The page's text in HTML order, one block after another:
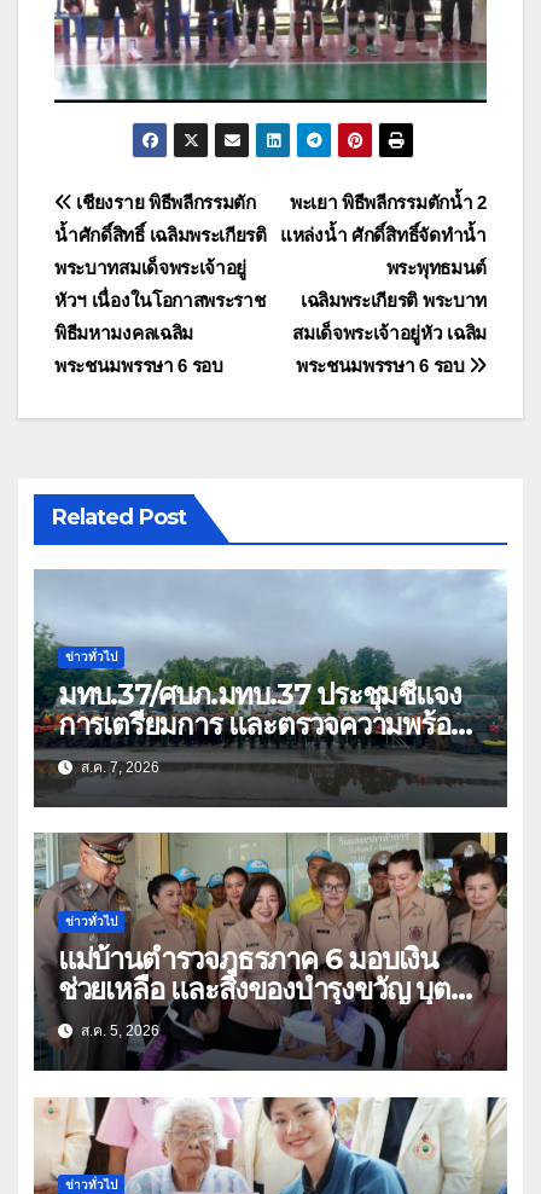
แนะแนว
เรื่อง
พะเยา พิธีพลีกรรมตักน้ำ 2
แหล่งน้ำ ศักดิ์สิทธิ์จัดทำน้ำ
พระพุทธมนต์
เฉลิมพระเกียรติ พระบาท
สมเด็จพระเจ้าอยู่หัว เฉลิม
พระชนมพรรษา 6 รอบ
เชียงราย พิธีพลีกรรมตัก
น้ำศักดิ์สิทธิ์ เฉลิมพระเกียรติ
พระบาทสมเด็จพระเจ้าอยู่
หัวฯ เนื่องในโอกาสพระราช
พิธีมหามงคลเฉลิม
พระชนมพรรษา 6 รอบ
Related Post
ข่าวทั่วไป
มทบ.37/ศบภ.มทบ.37 ประชุมชี้แจง
การเตรียมการ และตรวจความพร้อม
ด้านการบรรเทาสาธารณภัย
ส.ค. 7, 2026
ข่าวทั่วไป
แม่บ้านตำรวจภูธรภาค 6 มอบเงิน
ช่วยเหลือ และสิ่งของบำรุงขวัญ บุตร-
ธิดา ข้าราชการตำรวจจังหวัด
อุทัยธานี
ส.ค. 5, 2026
ข่าวทั่วไป